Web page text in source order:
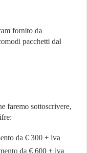
fornito da
pacchetti dal
faremo sottoscrivere,
da € 300 + iva
da € 600 + iva